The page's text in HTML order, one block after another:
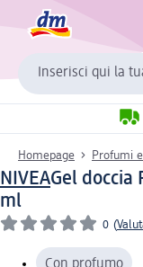
Inserisci qui la
Homepage Profumi
NIVEAGel doccia
ml
0 (
Con profumo